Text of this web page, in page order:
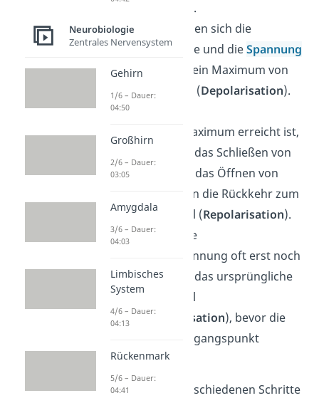
überschritten.
Dadurch Öffnen sich die
Natriumkanäle und dieSpannung
steigt bis auf ein Maximum von
ca. +30 mV an (Depolarisation).
Nachdem das
Spannungsmaximum erreicht ist,
erfolgt durch das Schließen von
Natrium- und das Öffnen von
Kaliumkanälen die Rückkehr zum
Ruhepotential (Repolarisation).
Dabei wird die
Membranspannung oft erst noch
negativer, als das ursprüngliche
Ruhepotential
(Hyperpolarisation), bevor die
Zelle zum Ausgangspunkt
zurückkehrt.
Übrigens:
Die verschiedenen Schritte
Neurobiologie
Zentrales Nervensystem
Gehirn
1/6 – Dauer:
04:50
Großhirn
2/6 – Dauer:
03:05
Amygdala
3/6 – Dauer:
04:03
Limbisches
System
4/6 – Dauer:
04:13
Rückenmark
5/6 – Dauer:
04:41